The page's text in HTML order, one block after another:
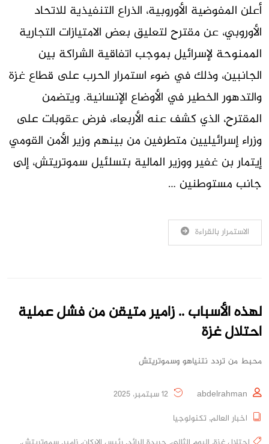
أعلن المفوضية الأوروبية، الذراع التنفيذية للاتحاد
الأوروبي، عن مقترح لتعليق بعض الامتيازات التجارية
الممنوحة لإسرائيل بموجب اتفاقية الشراكة بين
الجانبين، وذلك في ضوء استمرار الحرب على قطاع غزة
والتدهور الخطير في الأوضاع الإنسانية. ويتضمن
المقترح، الذي كشف عنه الأربعاء، فرض عقوبات على
وزراء إسرائيليين متطرفين من بينهم وزير الأمن القومي
إيتمار بن غفير ووزير المالية بتسلئيل سموتريتش، إلى
جانب مستوطنين …
الاستمرار بالقراءة
لهذه الأسباب .. زامير متيقن من فشل عملية
احتلال غزة
محبط من تردد نتنياهو وسموتريتش
abdelrahman
اخبار العالم, تكنولوجيا